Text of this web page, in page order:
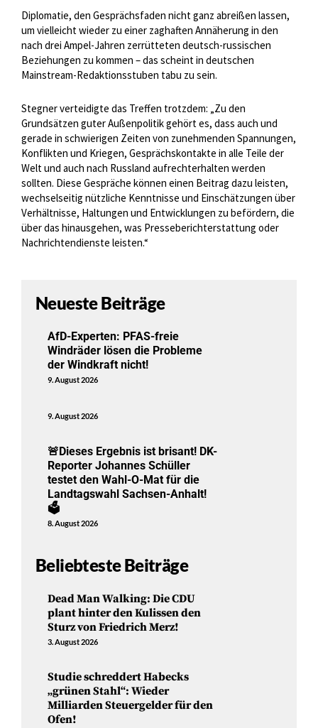
Diplomatie, den Gesprächsfaden nicht ganz abreißen lassen,
um vielleicht wieder zu einer zaghaften Annäherung in den
nach drei Ampel-Jahren zerrütteten deutsch-russischen
Beziehungen zu kommen – das scheint in deutschen
Mainstream-Redaktionsstuben tabu zu sein.
Stegner verteidigte das Treffen trotzdem: „Zu den
Grundsätzen guter Außenpolitik gehört es, dass auch und
gerade in schwierigen Zeiten von zunehmenden Spannungen,
Konflikten und Kriegen, Gesprächskontakte in alle Teile der
Welt und auch nach Russland aufrechterhalten werden
sollten. Diese Gespräche können einen Beitrag dazu leisten,
wechselseitig nützliche Kenntnisse und Einschätzungen über
Verhältnisse, Haltungen und Entwicklungen zu befördern, die
über das hinausgehen, was Presseberichterstattung oder
Nachrichtendienste leisten.“
Neueste Beiträge
AfD-Experten: PFAS-freie
Windräder lösen die Probleme
der Windkraft nicht!
9. August 2026
9. August 2026
🚨Dieses Ergebnis ist brisant! DK-
Reporter Johannes Schüller
testet den Wahl-O-Mat für die
Landtagswahl Sachsen-Anhalt!
🗳️
8. August 2026
Beliebteste Beiträge
Dead Man Walking: Die CDU
plant hinter den Kulissen den
Sturz von Friedrich Merz!
3. August 2026
Studie schreddert Habecks
„grünen Stahl“: Wieder
Milliarden Steuergelder für den
Ofen!